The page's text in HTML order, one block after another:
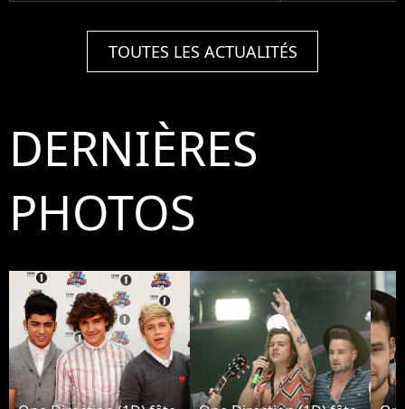
TOUTES LES ACTUALITÉS
DERNIÈRES
PHOTOS